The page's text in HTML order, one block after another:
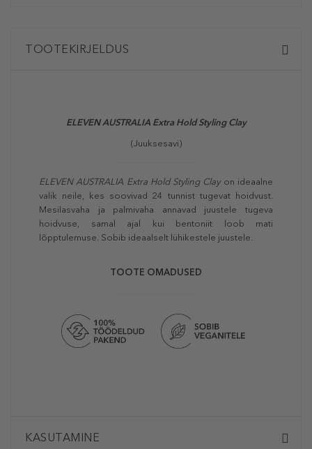
TOOTEKIRJELDUS
ELEVEN AUSTRALIA Extra Hold Styling Clay
(Juuksesavi)
ELEVEN AUSTRALIA Extra Hold Styling Clayon ideaalne
valik neile, kes soovivad 24 tunnist tugevat hoidvust.
Mesilasvaha ja palmivaha annavad juustele tugeva
hoidvuse, samal ajal kui bentoniit loob mati
lõpptulemuse. Sobib ideaalselt lühikestele juustele.
TOOTE OMADUSED
KASUTAMINE